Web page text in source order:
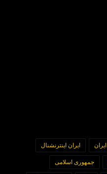
ایران ایران اینترنشنال
جمهوری اسلامی